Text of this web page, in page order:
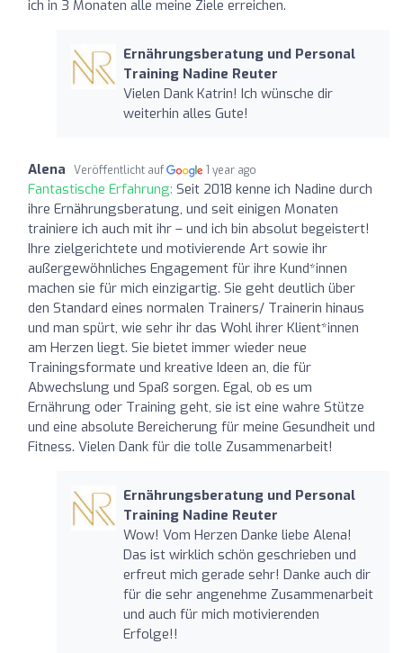
ich in 3 Monaten alle meine Ziele erreichen.
Ernährungsberatung und Personal
Training Nadine Reuter
Vielen Dank Katrin! Ich wünsche dir
weiterhin alles Gute!
Alena Veröffentlicht auf 1 year ago
Fantastische Erfahrung: Seit 2018 kenne ich Nadine durch
ihre Ernährungsberatung, und seit einigen Monaten
trainiere ich auch mit ihr – und ich bin absolut begeistert!
Ihre zielgerichtete und motivierende Art sowie ihr
außergewöhnliches Engagement für ihre Kund*innen
machen sie für mich einzigartig. Sie geht deutlich über
den Standard eines normalen Trainers/ Trainerin hinaus
und man spürt, wie sehr ihr das Wohl ihrer Klient*innen
am Herzen liegt. Sie bietet immer wieder neue
Trainingsformate und kreative Ideen an, die für
Abwechslung und Spaß sorgen. Egal, ob es um
Ernährung oder Training geht, sie ist eine wahre Stütze
und eine absolute Bereicherung für meine Gesundheit und
Fitness. Vielen Dank für die tolle Zusammenarbeit!
Ernährungsberatung und Personal
Training Nadine Reuter
Wow! Vom Herzen Danke liebe Alena!
Das ist wirklich schön geschrieben und
erfreut mich gerade sehr! Danke auch dir
für die sehr angenehme Zusammenarbeit
und auch für mich motivierenden
Erfolge!!